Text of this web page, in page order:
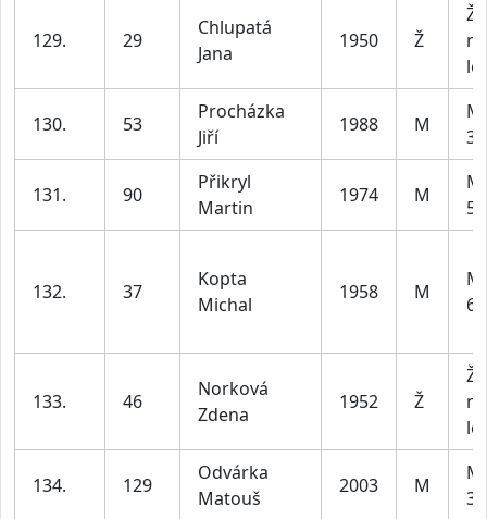
129. 29
Chlupatá
Jana
1950 Ž
let
130. 53
Procházka
Jiří
1988 M
131. 90
Přikryl
Martin
1974 M
132. 37
Kopta
Michal
1958 M
133. 46
Norková
Zdena
1952 Ž
let
134. 129
Odvárka
Matouš
2003 M